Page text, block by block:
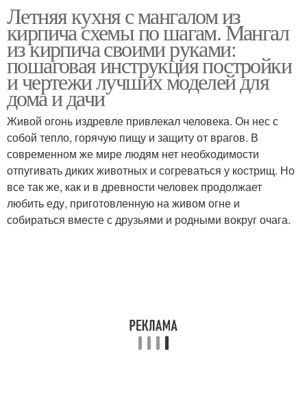
Летняя кухня с мангалом из
кирпича схемы по шагам. Мангал
из кирпича своими руками:
пошаговая инструкция постройки
и чертежи лучших моделей для
дома и дачи
Живой огонь издревле привлекал человека. Он нес с
собой тепло, горячую пищу и защиту от врагов. В
современном же мире людям нет необходимости
отпугивать диких животных и согреваться у кострищ. Но
все так же, как и в древности человек продолжает
любить еду, приготовленную на живом огне и
собираться вместе с друзьями и родными вокруг очага.